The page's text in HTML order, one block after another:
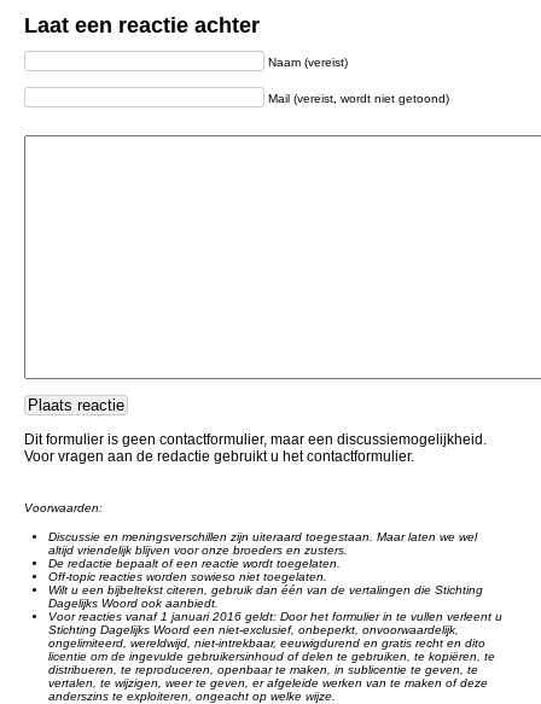
Laat een reactie achter
Naam (vereist)
Mail (vereist, wordt niet getoond)
Dit formulier is geen contactformulier, maar een discussiemogelijkheid.
Voor vragen aan de redactie gebruikt u het contactformulier.
Voorwaarden:
Discussie en meningsverschillen zijn uiteraard toegestaan. Maar laten we wel
altijd vriendelijk blijven voor onze broeders en zusters.
De redactie bepaalt of een reactie wordt toegelaten.
Off-topic reacties worden sowieso niet toegelaten.
Wilt u een bijbeltekst citeren, gebruik dan één van de vertalingen die Stichting
Dagelijks Woord ook aanbiedt.
Voor reacties vanaf 1 januari 2016 geldt: Door het formulier in te vullen verleent u
Stichting Dagelijks Woord een niet-exclusief, onbeperkt, onvoorwaardelijk,
ongelimiteerd, wereldwijd, niet-intrekbaar, eeuwigdurend en gratis recht en dito
licentie om de ingevulde gebruikersinhoud of delen te gebruiken, te kopiëren, te
distribueren, te reproduceren, openbaar te maken, in sublicentie te geven, te
vertalen, te wijzigen, weer te geven, er afgeleide werken van te maken of deze
anderszins te exploiteren, ongeacht op welke wijze.